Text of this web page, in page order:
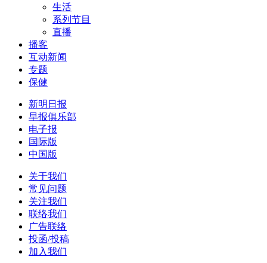
生活
系列节目
直播
播客
互动新闻
专题
保健
新明日报
早报俱乐部
电子报
国际版
中国版
关于我们
常见问题
关注我们
联络我们
广告联络
投函/投稿
加入我们